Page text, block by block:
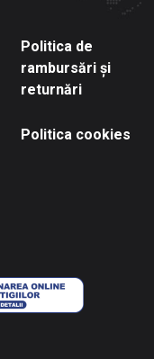
Politica de
rambursări și
returnări
Politica cookies